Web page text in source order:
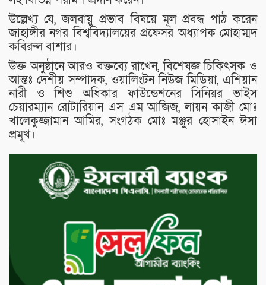
উল্লেখ্য যে, জলবায়ু প্রভাব বিষয়ে মূল প্রবন্ধ পাঠ করেন
জাহাঙ্গীর নগর বিশ্ববিদ্যালয়ের প্রফেসর অধ‍্যাপক মোহাম্মদ
কবিরুল বাশার।
উক্ত অনুষ্ঠানে আরও বক্তব্যে রাখেন, বিশেষজ্ঞ চিকিৎসক ও
আন্তঃ দেশীয় সম্পাদক, ওয়ালিংটন নিউজ মিডিয়া, এশিয়ান
নারী ও শিশু অধিকার ফাউন্ডেশনের সিনিয়র ভাইস
চেয়ারম্যান রোটারিয়ান এস এম আজিজ, লায়ন কাজী মোঃ
খালেকুজ্জামান আমির, সংগঠক মোঃ মঞ্জুর হোসাইন ঈসা
প্রমূখ।